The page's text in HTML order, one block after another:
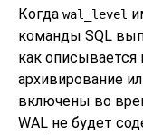
Когда wal_level
команды SQL
как описывается
архивирование
включены во
WAL не будет